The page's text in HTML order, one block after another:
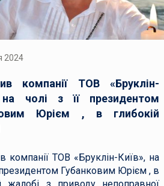
2024
компанії ТОВ «Бруклін-
на чолі з її президентом
Юрієм , в глибокій
компанії ТОВ «Бруклін-Київ», на
президентом Губанковим Юрієм , в